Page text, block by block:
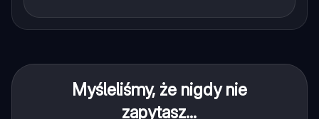
Myśleliśmy, że nigdy nie
zapytasz...